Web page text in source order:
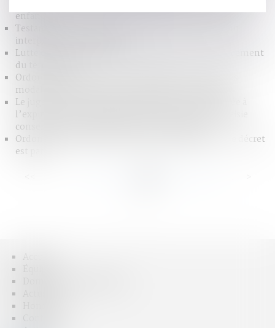
enfants
Testament international : les limites du recours à un
interprète non assermenté
Lutte contre le blanchiment de capitaux et le financement
du terrorisme
Ordonnance de protection immédiate : zoom sur les
modalités de saisine du juge aux affaires familiales !
Le jugement de divorce acquiert force de chose jugée à
l’expiration du délai d’appel, rendant prescrite la saisie
conservatoire pratiquée plus de cinq ans après
Ordonnance provisoire de protection immédiate : le décret
est paru
Accueil